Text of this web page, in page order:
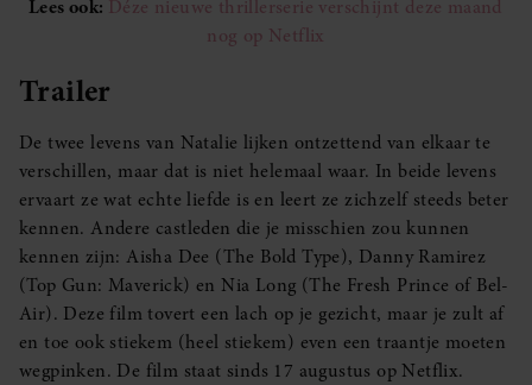
Lees ook: Déze nieuwe thrillerserie verschijnt deze maand
nog op Netflix
Trailer
De twee levens van Natalie lijken ontzettend van elkaar te
verschillen, maar dat is niet helemaal waar. In beide levens
ervaart ze wat echte liefde is en leert ze zichzelf steeds beter
kennen. Andere castleden die je misschien zou kunnen
kennen zijn: Aisha Dee (The Bold Type), Danny Ramirez
(Top Gun: Maverick) en Nia Long (The Fresh Prince of Bel-
Air). Deze film tovert een lach op je gezicht, maar je zult af
en toe ook stiekem (heel stiekem) even een traantje moeten
wegpinken. De film staat sinds 17 augustus op Netflix.